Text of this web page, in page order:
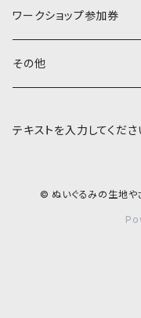
ワークショップ参加券
その他
テキストを入力してくださ
© ぬいぐるみの生地や